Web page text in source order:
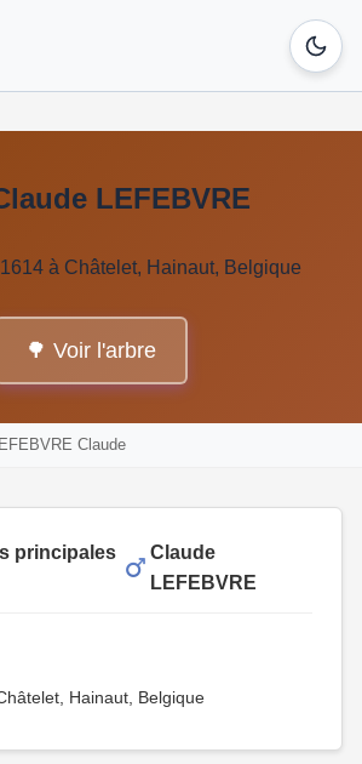
LEFEBVRE
à Châtelet, Hainaut, Belgique
🌳 Voir l'arbre
Claude
principales
Claude
LEFEBVRE
Hainaut, Belgique